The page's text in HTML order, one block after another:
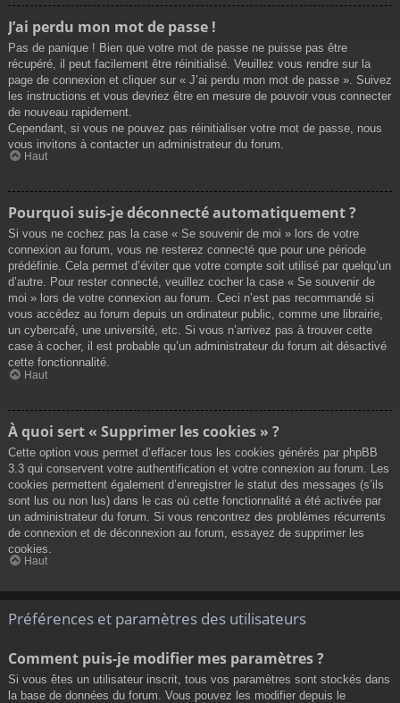
J’ai perdu mon mot de passe !
Pas de panique ! Bien que votre mot de passe ne puisse pas être
récupéré, il peut facilement être réinitialisé. Veuillez vous rendre sur la
page de connexion et cliquer sur « J’ai perdu mon mot de passe ». Suivez
les instructions et vous devriez être en mesure de pouvoir vous connecter
de nouveau rapidement.
Cependant, si vous ne pouvez pas réinitialiser votre mot de passe, nous
vous invitons à contacter un administrateur du forum.
Haut
Pourquoi suis-je déconnecté automatiquement ?
Si vous ne cochez pas la case « Se souvenir de moi » lors de votre
connexion au forum, vous ne resterez connecté que pour une période
prédéfinie. Cela permet d’éviter que votre compte soit utilisé par quelqu’un
d’autre. Pour rester connecté, veuillez cocher la case « Se souvenir de
moi » lors de votre connexion au forum. Ceci n’est pas recommandé si
vous accédez au forum depuis un ordinateur public, comme une librairie,
un cybercafé, une université, etc. Si vous n’arrivez pas à trouver cette
case à cocher, il est probable qu’un administrateur du forum ait désactivé
cette fonctionnalité.
Haut
À quoi sert « Supprimer les cookies » ?
Cette option vous permet d’effacer tous les cookies générés par phpBB
3.3 qui conservent votre authentification et votre connexion au forum. Les
cookies permettent également d’enregistrer le statut des messages (s’ils
sont lus ou non lus) dans le cas où cette fonctionnalité a été activée par
un administrateur du forum. Si vous rencontrez des problèmes récurrents
de connexion et de déconnexion au forum, essayez de supprimer les
cookies.
Haut
Préférences et paramètres des utilisateurs
Comment puis-je modifier mes paramètres ?
Si vous êtes un utilisateur inscrit, tous vos paramètres sont stockés dans
la base de données du forum. Vous pouvez les modifier depuis le